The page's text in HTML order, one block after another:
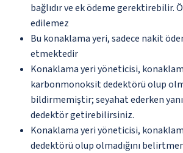
bağlıdır ve ek ödeme gerektirebilir.
edilemez
Bu konaklama yeri, sadece nakit
etmektedir
Konaklama yeri yöneticisi,
karbonmonoksit dedektörü olup
bildirmemiştir; seyahat ederken
dedektör getirebilirsiniz.
Konaklama yeri yöneticisi,
dedektörü olup olmadığını